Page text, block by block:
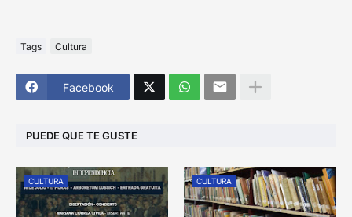
Tags Cultura
Facebook
PUEDE QUE TE GUSTE
CULTURA CULTURA